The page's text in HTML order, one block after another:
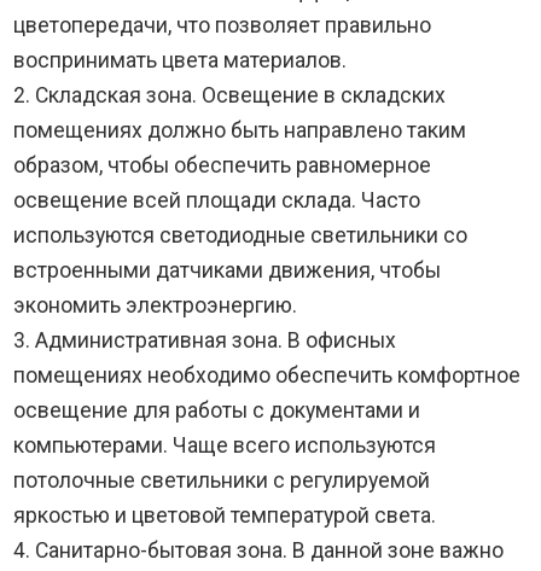
цветопередачи, что позволяет правильно
воспринимать цвета материалов.
2. Складская зона. Освещение в складских
помещениях должно быть направлено таким
образом, чтобы обеспечить равномерное
освещение всей площади склада. Часто
используются светодиодные светильники со
встроенными датчиками движения, чтобы
экономить электроэнергию.
3. Административная зона. В офисных
помещениях необходимо обеспечить комфортное
освещение для работы с документами и
компьютерами. Чаще всего используются
потолочные светильники с регулируемой
яркостью и цветовой температурой света.
4. Санитарно-бытовая зона. В данной зоне важно